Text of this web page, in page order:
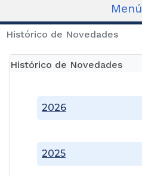
Menú
Histórico de Novedades
Histórico de Novedades
2025
2026